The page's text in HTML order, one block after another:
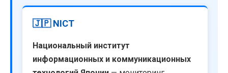
🇯🇵 NICT
Национальный институт
информационных и коммуникационных